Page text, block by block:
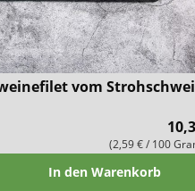
vom
(2,59 € / 100
In den Warenkorb